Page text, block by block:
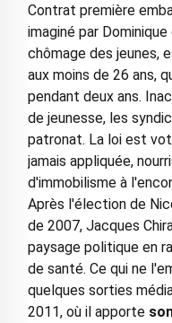
Contrat première
imaginé par
chômage des jeunes,
aux moins de 26 ans,
pendant deux ans.
de jeunesse, les
patronat. La loi est
jamais appliquée,
d'immobilisme à
Après l'élection de
de 2007, Jacques
paysage politique en
de santé. Ce qui ne
quelques sorties
2011, où il apporte